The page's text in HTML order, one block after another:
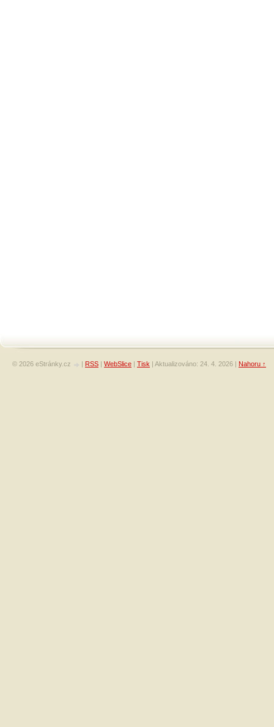
© 2026 eStránky.cz | RSS | WebSlice | Tisk | Aktualizováno: 24. 4. 2026 | Nahoru ↑